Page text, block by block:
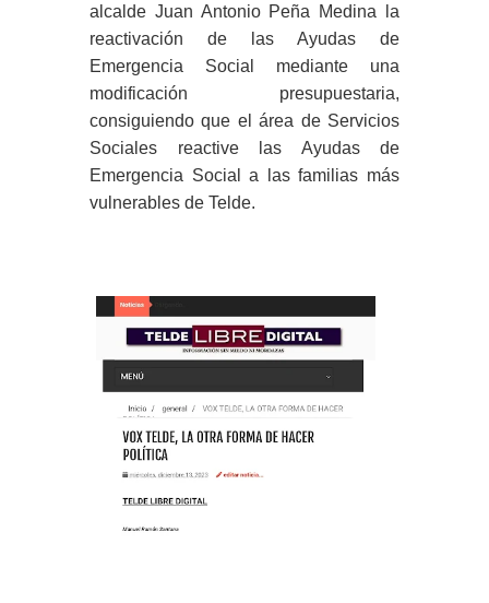
alcalde Juan Antonio Peña Medina la
reactivación de las Ayudas de
Emergencia Social mediante una
modificación presupuestaria,
consiguiendo que el área de Servicios
Sociales reactive las Ayudas de
Emergencia Social a las familias más
vulnerables de Telde.